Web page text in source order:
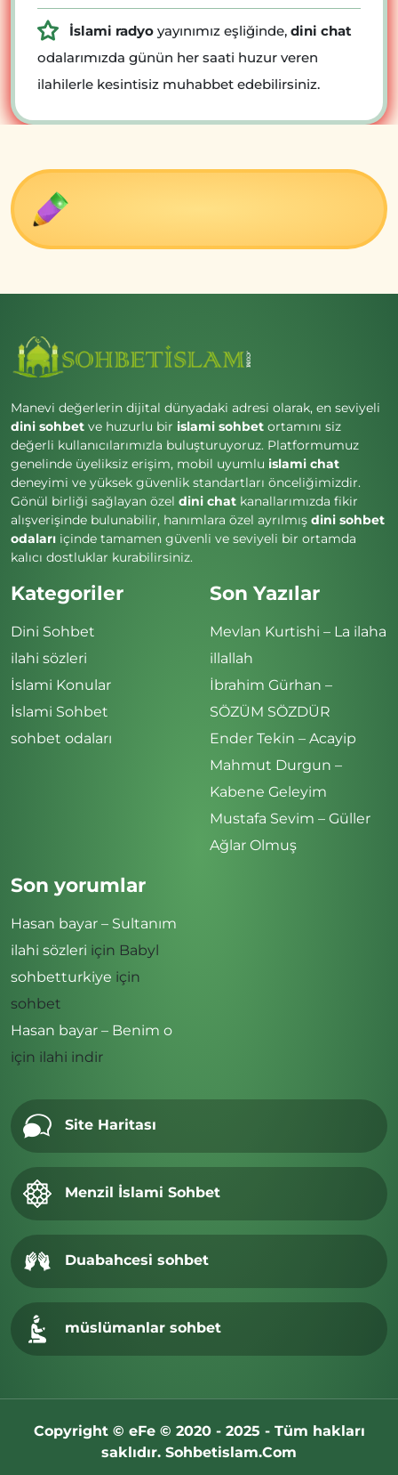
İslami radyo yayınımız eşliğinde, dini chat
odalarımızda günün her saati huzur veren
ilahilerle kesintisiz muhabbet edebilirsiniz.
Manevi değerlerin dijital dünyadaki adresi olarak, en seviyeli
dini sohbet ve huzurlu bir islami sohbet ortamını siz
değerli kullanıcılarımızla buluşturuyoruz. Platformumuz
genelinde üyeliksiz erişim, mobil uyumlu islami chat
deneyimi ve yüksek güvenlik standartları önceliğimizdir.
Gönül birliği sağlayan özel dini chat kanallarımızda fikir
alışverişinde bulunabilir, hanımlara özel ayrılmış dini sohbet
odaları içinde tamamen güvenli ve seviyeli bir ortamda
kalıcı dostluklar kurabilirsiniz.
Kategoriler
Dini Sohbet
ilahi sözleri
İslami Konular
İslami Sohbet
sohbet odaları
Son Yazılar
Mevlan Kurtishi – La ilaha
illallah
İbrahim Gürhan –
SÖZÜM SÖZDÜR
Ender Tekin – Acayip
Mahmut Durgun –
Kabene Geleyim
Mustafa Sevim – Güller
Ağlar Olmuş
Son yorumlar
Hasan bayar – Sultanım
ilahi sözleri için Babyl
sohbetturkiye için
sohbet
Hasan bayar – Benim o
için ilahi indir
Site Haritası
Menzil İslami Sohbet
Duabahcesi sohbet
müslümanlar sohbet
Copyright © eFe © 2020 - 2025 - Tüm hakları
saklıdır. Sohbetislam.Com